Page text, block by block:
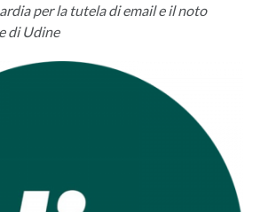
per la tutela di email e il noto
di Udine